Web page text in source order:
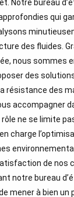
Notre bureau
qui
des fluides.
nous sommes
des
résistance des
accompagner
ne se limite
charge
de nos
notre bureau
mener à bien